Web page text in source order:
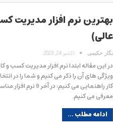
عالی)
نگار حکیمی اکتبر 24, 2023
در این مقاله ابتدا نرم افزار مدیریت کسب
ویژگی های آن را ذکر می کنیم و شما را در
کار راهنمایی می
معرفی می کنیم.
ادامه مطلب ...